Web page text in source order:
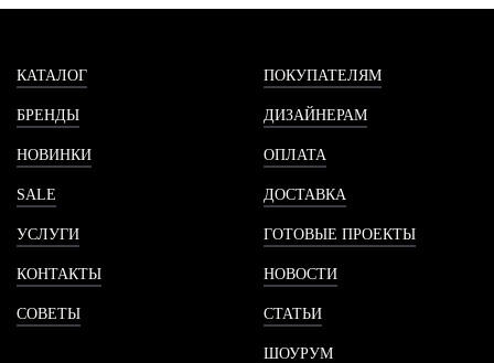
КАТАЛОГ
БРЕНДЫ
НОВИНКИ
SALE
УСЛУГИ
КОНТАКТЫ
СОВЕТЫ
ПОКУПАТЕЛЯМ
ДИЗАЙНЕРАМ
ОПЛАТА
ДОСТАВКА
ГОТОВЫЕ ПРОЕКТЫ
НОВОСТИ
СТАТЬИ
ШОУРУМ